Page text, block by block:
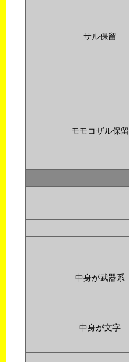
サル保留
モモコザル保留
中身が武器系
中身が文字